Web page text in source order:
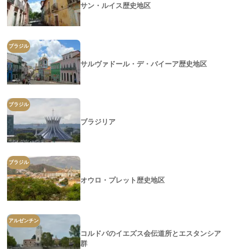
サン・ルイス歴史地区
ブラジル
サルヴァドール・デ・バイーア歴史地区
ブラジル
ブラジリア
ブラジル
オウロ・プレット歴史地区
アルゼンチン
コルドバのイエズス会伝道所とエスタンシア
群